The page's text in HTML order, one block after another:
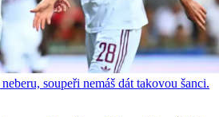
soupeři nemáš dát takovou šanci.